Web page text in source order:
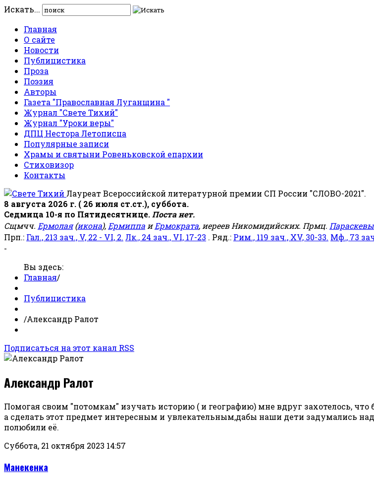
Искать...
Главная
О сайте
Новости
Публицистика
Проза
Поэзия
Авторы
Газета "Православная Луганщина "
Журнал "Свете Тихий"
Журнал "Уроки веры"
ДПЦ Нестора Летописца
Популярные записи
Храмы и святыни Ровеньковской епархии
Стиховизор
Контакты
Лауреат Всероссийской литературной премии СП России "СЛОВО-2021".
8 августа 2026 г. ( 26 июля ст.ст.), суббота.
Седмица 10-я по Пятидесятнице. Поста нет.
Сщмчч. Ермолая(икона), Ермиппа иЕрмократа, иереев Никомидийских. Прмц. Параскевы
Прп.: Гал., 213 зач., V, 22 - VI, 2. Лк., 24 зач., VI, 17-23 . Ряд.: Рим., 119 зач., XV, 30-33. Мф., 73
-
Вы здесь:
Главная/
Публицистика
/Александр Ралот
Подписаться на этот канал RSS
Александр Ралот
Помогая своим "потомкам" изучать историю ( и географию) мне вдруг захотелось,
а сделать этот предмет интересным и увлекательным,дабы наши дети задумались
полюбили её.
Суббота, 21 октября 2023 14:57
Манекенка